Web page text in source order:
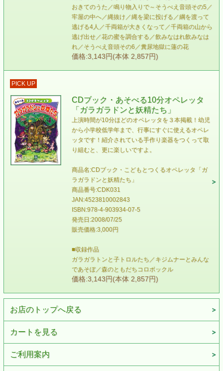
おきてのうた／鳴り物入りで～そうべえ音頭その5／
牢屋の中へ／縄抜け／縄を梁に投げる／綱を渡って
逃げる4人／千両箱が大きくなって／千両箱の山から
逃げ出せ／花の蜜を調合する／飲みなはれ飲みなは
れ／そうべえ音頭その6／糞尿地獄に蓮の花
価格:3,143円(本体 2,857円)
PICK UP
CDブック・あそべる10分オペレッタ
「ガラガラドンと妖精たち」
上演時間が10分ほどのオペレッタを３本掲載！幼児
から小学校低学年まで、行事にすぐに使えるオペレ
ッタです！紹介されている手作り楽器をつくって取
り組むと、更に楽しいですよ。
商品名:CDブック・こどもとつくるオペレッタ「ガ
ラガラドンと妖精たち」
商品番号:CDK031
JAN:4523810002843
ISBN:978-4-903934-07-5
発売日:2008/07/25
販売価格:3,000円
■収録作品
ガラガラトンと子トロルたち／キジムナーとみんな
であそぼ／森のともだちコロボックル
価格:3,143円(本体 2,857円)
お店のトップへ戻る
カートを見る
ご利用案内